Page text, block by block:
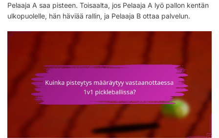
Pelaaja A saa pisteen. Toisaalta, jos Pelaaja A lyö pallon kentän
ulkopuolelle, hän häviää rallin, ja Pelaaja B ottaa palvelun.